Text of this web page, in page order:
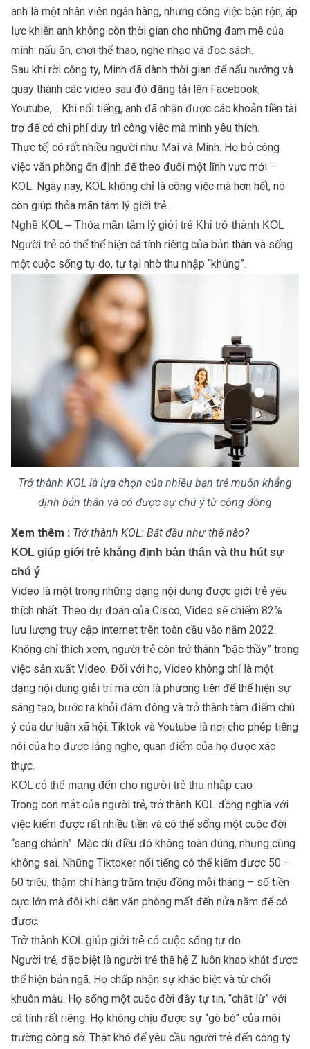
anh là một nhân viên ngân hàng, nhưng công việc bận rộn, áp
lực khiến anh không còn thời gian cho những đam mê của
mình: nấu ăn, chơi thể thao, nghe nhạc và đọc sách.
Sau khi rời công ty, Minh đã dành thời gian để nấu nướng và
quay thành các video sau đó đăng tải lên Facebook,
Youtube,… Khi nổi tiếng, anh đã nhận được các khoản tiền tài
trợ để có chi phí duy trì công việc mà mình yêu thích.
Thực tế, có rất nhiều người như Mai và Minh. Họ bỏ công
việc văn phòng ổn định để theo đuổi một lĩnh vực mới –
KOL. Ngày nay, KOL không chỉ là công việc mà hơn hết, nó
còn giúp thỏa mãn tâm lý giới trẻ.
Nghề KOL – Thỏa mãn tâm lý giới trẻ Khi trở thành KOL
Người trẻ có thể thể hiện cá tính riêng của bản thân và sống
một cuộc sống tự do, tự tại nhờ thu nhập “khủng”.
Trở thành KOL là lựa chọn của nhiều bạn trẻ muốn khẳng
định bản thân và có được sự chú ý từ cộng đồng
Xem thêm : Trở thành KOL: Bắt đầu như thế nào?
KOL giúp giới trẻ khẳng định bản thân và thu hút sự
chú ý
Video là một trong những dạng nội dung được giới trẻ yêu
thích nhất. Theo dự đoán của Cisco, Video sẽ chiếm 82%
lưu lượng truy cập internet trên toàn cầu vào năm 2022.
Không chỉ thích xem, người trẻ còn trở thành “bậc thầy” trong
việc sản xuất Video. Đối với họ, Video không chỉ là một
dạng nội dung giải trí mà còn là phương tiện để thể hiện sự
sáng tạo, bước ra khỏi đám đông và trở thành tâm điểm chú
ý của dư luận xã hội. Tiktok và Youtube là nơi cho phép tiếng
nói của họ được lắng nghe, quan điểm của họ được xác
thực.
KOL có thể mang đến cho người trẻ thu nhập cao
Trong con mắt của người trẻ, trở thành KOL đồng nghĩa với
việc kiếm được rất nhiều tiền và có thể sống một cuộc đời
“sang chảnh”. Mặc dù điều đó không toàn đúng, nhưng cũng
không sai. Những Tiktoker nổi tiếng có thể kiếm được 50 –
60 triệu, thậm chí hàng trăm triệu đồng mỗi tháng – số tiền
cực lớn mà đôi khi dân văn phòng mất đến nửa năm để có
được.
Trở thành KOL giúp giới trẻ có cuộc sống tự do
Người trẻ, đặc biệt là người trẻ thế hệ Z luôn khao khát được
thể hiện bản ngã. Họ chấp nhận sự khác biệt và từ chối
khuôn mẫu. Họ sống một cuộc đời đầy tự tin, “chất lừ” với
cá tính rất riêng. Họ không chịu được sự “gò bó” của môi
trường công sở. Thật khó để yêu cầu người trẻ đến công ty